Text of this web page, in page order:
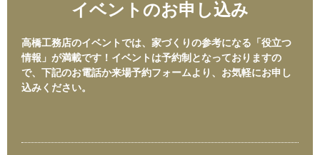
イベントのお申し込み
高橋工務店のイベントでは、家づくりの参考になる「役立つ
情報」が満載です！イベントは予約制となっておりますの
で、下記のお電話か来場予約フォームより、お気軽にお申し
込みください。